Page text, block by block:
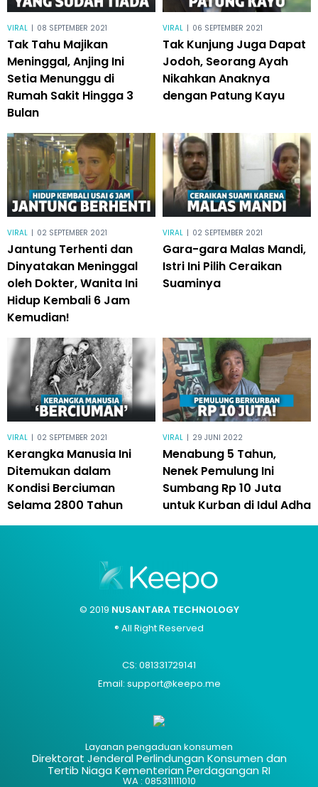
VIRAL | 08 SEPTEMBER 2021
Tak Tahu Majikan
Meninggal, Anjing Ini
Setia Menunggu di
Rumah Sakit Hingga 3
Bulan
VIRAL | 06 SEPTEMBER 2021
Tak Kunjung Juga Dapat
Jodoh, Seorang Ayah
Nikahkan Anaknya
dengan Patung Kayu
VIRAL | 02 SEPTEMBER 2021
Jantung Terhenti dan
Dinyatakan Meninggal
oleh Dokter, Wanita Ini
Hidup Kembali 6 Jam
Kemudian!
VIRAL | 02 SEPTEMBER 2021
Gara-gara Malas Mandi,
Istri Ini Pilih Ceraikan
Suaminya
VIRAL | 02 SEPTEMBER 2021
Kerangka Manusia Ini
Ditemukan dalam
Kondisi Berciuman
Selama 2800 Tahun
VIRAL | 29 JUNI 2022
Menabung 5 Tahun,
Nenek Pemulung Ini
Sumbang Rp 10 Juta
untuk Kurban di Idul Adha
© 2019 NUSANTARA TECHNOLOGY
® All Right Reserved
CS: 081331729141
Email: support@keepo.me
Layanan pengaduan konsumen
Direktorat Jenderal Perlindungan Konsumen dan
Tertib Niaga Kementerian Perdagangan RI
WA : 085311111010